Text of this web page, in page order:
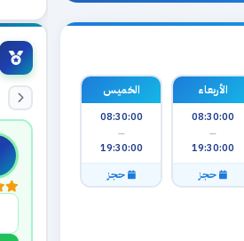
الأربعاء
08:30:00
—
19:30:00
حجز
الخميس
08:30:00
—
19:30:00
حجز